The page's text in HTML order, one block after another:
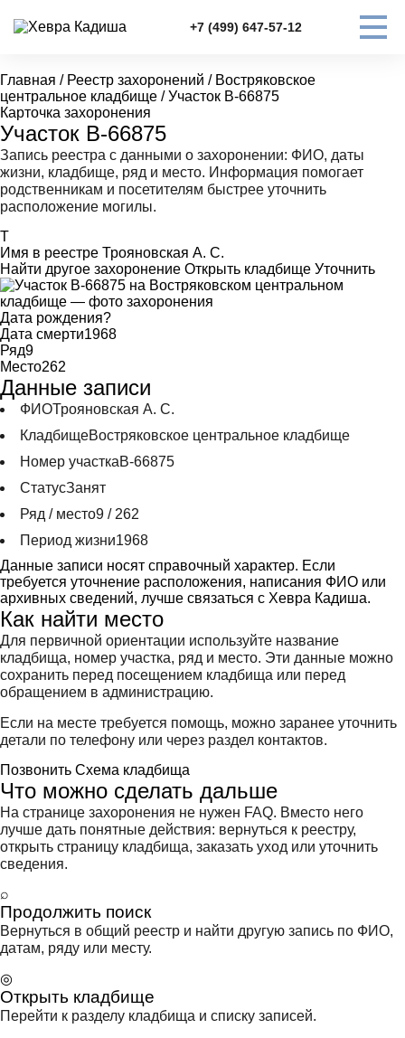
+7 (499) 647-57-12
Главная / Реестр захоронений / Востряковское
центральное кладбище / Участок В-66875
Карточка захоронения
Участок В-66875
Запись реестра с данными о захоронении: ФИО, даты
жизни, кладбище, ряд и место. Информация помогает
родственникам и посетителям быстрее уточнить
расположение могилы.
Т
Имя в реестре Трояновская А. С.
Найти другое захоронение Открыть кладбище Уточнить
Дата рождения?
Дата смерти1968
Ряд9
Место262
Данные записи
ФИОТрояновская А. С.
КладбищеВостряковское центральное кладбище
Номер участкаВ-66875
СтатусЗанят
Ряд / место9 / 262
Период жизни1968
Данные записи носят справочный характер. Если
требуется уточнение расположения, написания ФИО или
архивных сведений, лучше связаться с Хевра Кадиша.
Как найти место
Для первичной ориентации используйте название
кладбища, номер участка, ряд и место. Эти данные можно
сохранить перед посещением кладбища или перед
обращением в администрацию.
Если на месте требуется помощь, можно заранее уточнить
детали по телефону или через раздел контактов.
Позвонить Схема кладбища
Что можно сделать дальше
На странице захоронения не нужен FAQ. Вместо него
лучше дать понятные действия: вернуться к реестру,
открыть страницу кладбища, заказать уход или уточнить
сведения.
⌕
Продолжить поиск
Вернуться в общий реестр и найти другую запись по ФИО,
датам, ряду или месту.
◎
Открыть кладбище
Перейти к разделу кладбища и списку записей.